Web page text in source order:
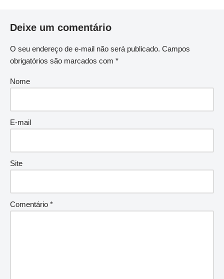
Deixe um comentário
O seu endereço de e-mail não será publicado. Campos
obrigatórios são marcados com *
Nome
E-mail
Site
Comentário *